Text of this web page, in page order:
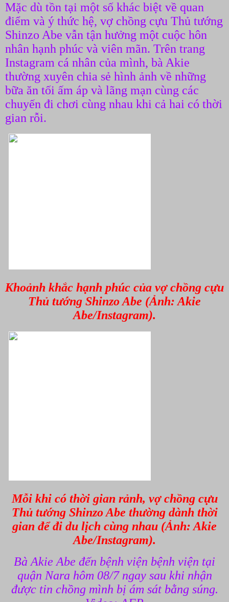
Mặc dù tồn tại một số khác biệt về quan
điểm và ý thức hệ, vợ chồng cựu Thủ tướng
Shinzo Abe vẫn tận hưởng một cuộc hôn
nhân hạnh phúc và viên mãn. Trên trang
Instagram cá nhân của mình, bà Akie
thường xuyên chia sẻ hình ảnh về những
bữa ăn tối ấm áp và lãng mạn cùng các
chuyến đi chơi cùng nhau khi cả hai có thời
gian rỗi.
Khoảnh khắc hạnh phúc của vợ chồng cựu
Thủ tướng Shinzo Abe (Ảnh: Akie
Abe/Instagram).
Mỗi khi có thời gian rảnh, vợ chồng cựu
Thủ tướng Shinzo Abe thường dành thời
gian để đi du lịch cùng nhau (Ảnh: Akie
Abe/Instagram).
Bà Akie Abe đến bệnh viện bệnh viện tại
quận Nara hôm 08/7 ngay sau khi nhận
được tin chồng mình bị ám sát bằng súng.